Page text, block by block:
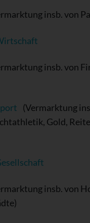
insb. von
insb. von
(Vermarktung
Gold,
insb. von